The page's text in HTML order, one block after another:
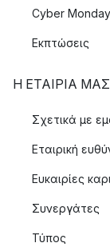
Cyber Monday
Εκπτώσεις
Η ΕΤΑΊΡΙΑ ΜΑΣ
Σχετικά με
Εταιρική
Ευκαιρίες
Συνεργάτες
Τύπος